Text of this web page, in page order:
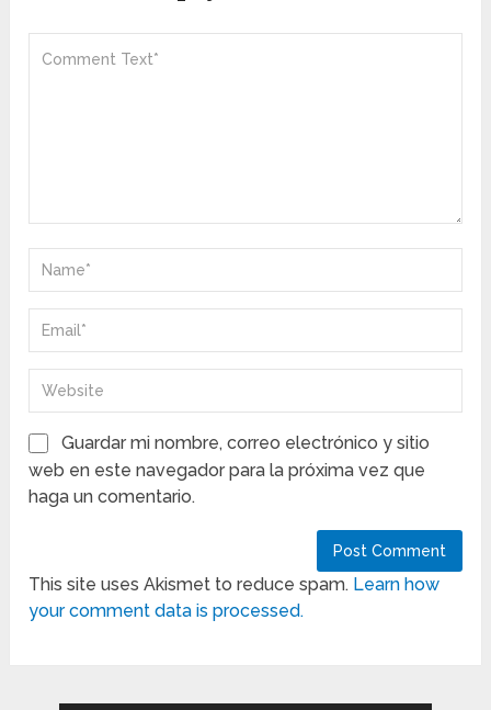
Guardar mi nombre, correo electrónico y sitio
web en este navegador para la próxima vez que
haga un comentario.
This site uses Akismet to reduce spam. Learn how
your comment data is processed.